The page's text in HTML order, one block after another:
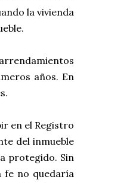
la vivienda
años. En
en el Registro
del inmueble
protegido. Sin
fe no quedaría